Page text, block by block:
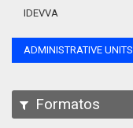
IDEVVA
ADMINISTRATIVE UNITS
Formatos